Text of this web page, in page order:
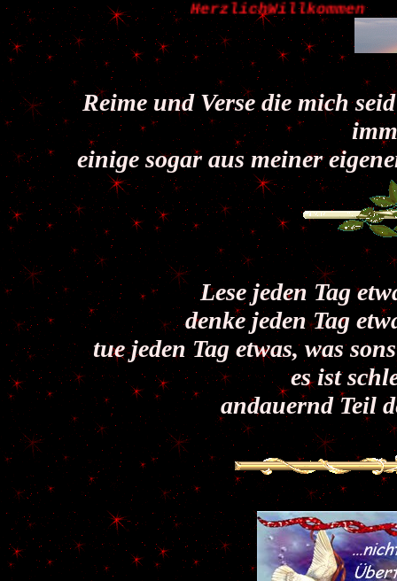
Reime und Verse die mich
einige sogar aus meiner
Lese jeden Tag
denke jeden Tag
tue jeden Tag etwas, was
es ist
andauernd Teil